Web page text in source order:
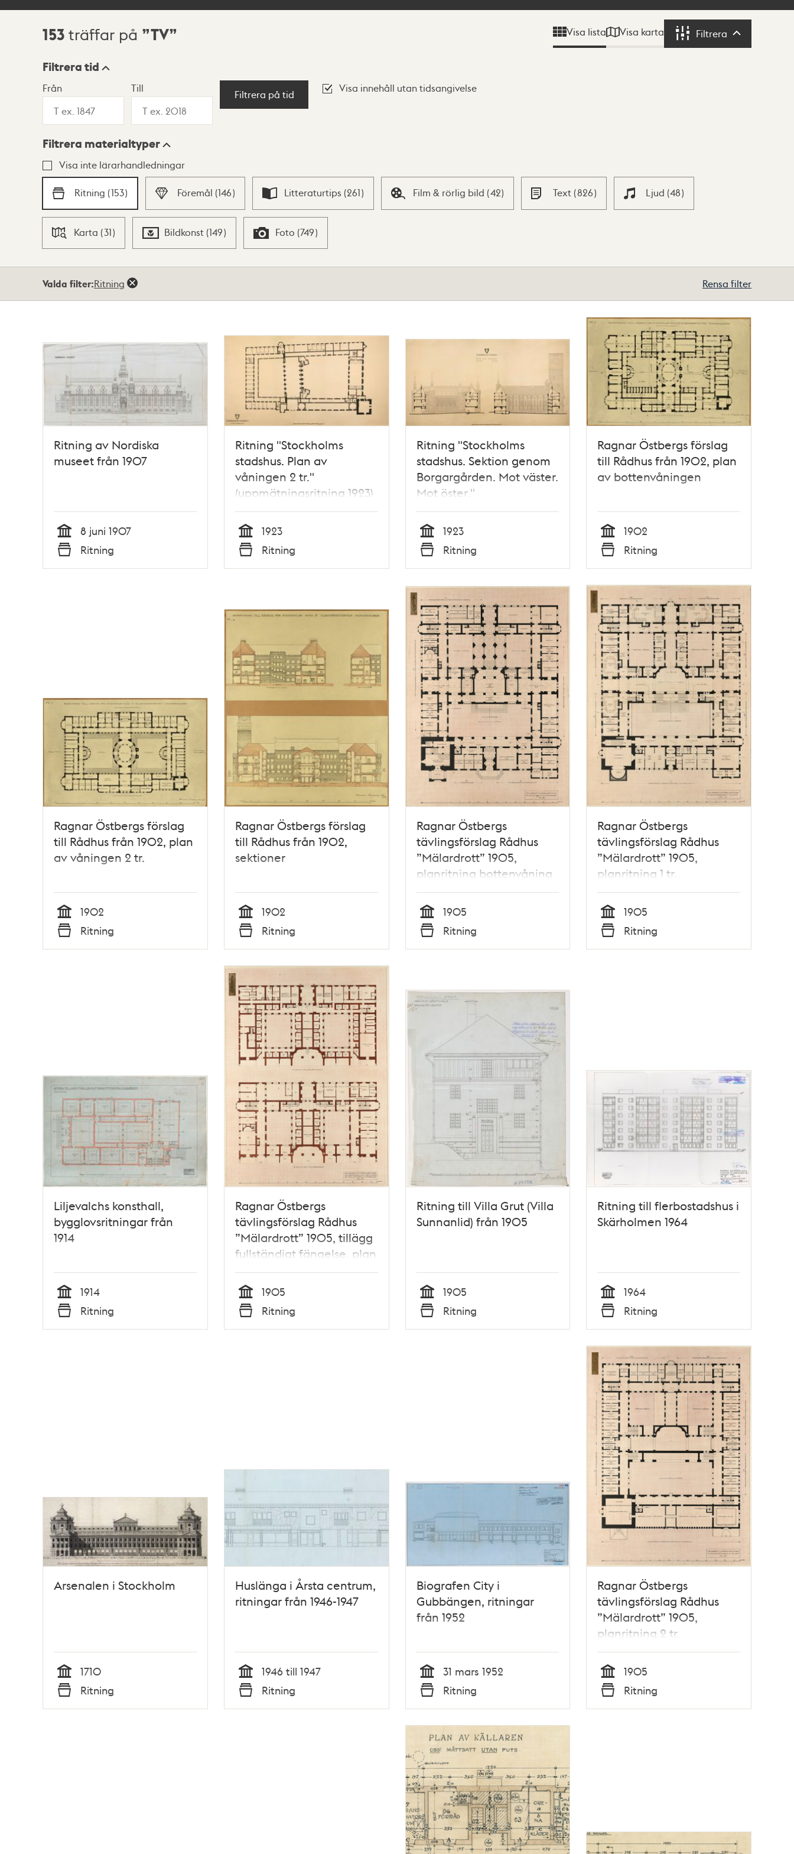
Sökresultat
153 träffar på TV Visa lista Visa karta Filtrera Filtrera
Visningsläge
Lista Karta
Filtrera tid
Från Till
Filtrera på tid
Visa innehåll utan tidsangivelse
Filtrera materialtyper
Visa inte lärarhandledningar
Ritning (153) Föremål (146) Litteraturtips (261) Film & rörlig bild (42) Text (826) Ljud (48)
Karta (31) Bildkonst (149) Foto (749)
träffarValda filter:Ritning Rensa filter
Ritning av Nordiska
museet från 1907
Tid
8 juni 1907
Typ
Ritning
Ritning "Stockholms
stadshus. Plan av
våningen 2 tr."
(uppmätningsritning 1923)
Tid
1923
Typ
Ritning
Ritning "Stockholms
stadshus. Sektion genom
Borgargården. Mot väster.
Mot öster."
(uppmätningsritning 1923)
Tid
1923
Typ
Ritning
Ragnar Östbergs förslag
till Rådhus från 1902, plan
av bottenvåningen
Tid
1902
Typ
Ritning
Ragnar Östbergs förslag
till Rådhus från 1902, plan
av våningen 2 tr.
Tid
1902
Typ
Ritning
Ragnar Östbergs förslag
till Rådhus från 1902,
sektioner
Tid
1902
Typ
Ritning
Ragnar Östbergs
tävlingsförslag Rådhus
”Mälardrott” 1905,
planritning bottenvåning
Tid
1905
Typ
Ritning
Ragnar Östbergs
tävlingsförslag Rådhus
”Mälardrott” 1905,
planritning 1 tr.
Tid
1905
Typ
Ritning
Liljevalchs konsthall,
bygglovsritningar från
1914
Tid
1914
Typ
Ritning
Ragnar Östbergs
tävlingsförslag Rådhus
”Mälardrott” 1905, tillägg
fullständigt fängelse, plan
källar- och bottenvåning
Tid
1905
Typ
Ritning
Ritning till Villa Grut (Villa
Sunnanlid) från 1905
Tid
1905
Typ
Ritning
Ritning till flerbostadshus i
Skärholmen 1964
Tid
1964
Typ
Ritning
Arsenalen i Stockholm
Tid
1710
Typ
Ritning
Huslänga i Årsta centrum,
ritningar från 1946-1947
Tid
1946 till 1947
Typ
Ritning
Biografen City i
Gubbängen, ritningar
från 1952
Tid
31 mars 1952
Typ
Ritning
Ragnar Östbergs
tävlingsförslag Rådhus
”Mälardrott” 1905,
planritning 2 tr.
Tid
1905
Typ
Ritning